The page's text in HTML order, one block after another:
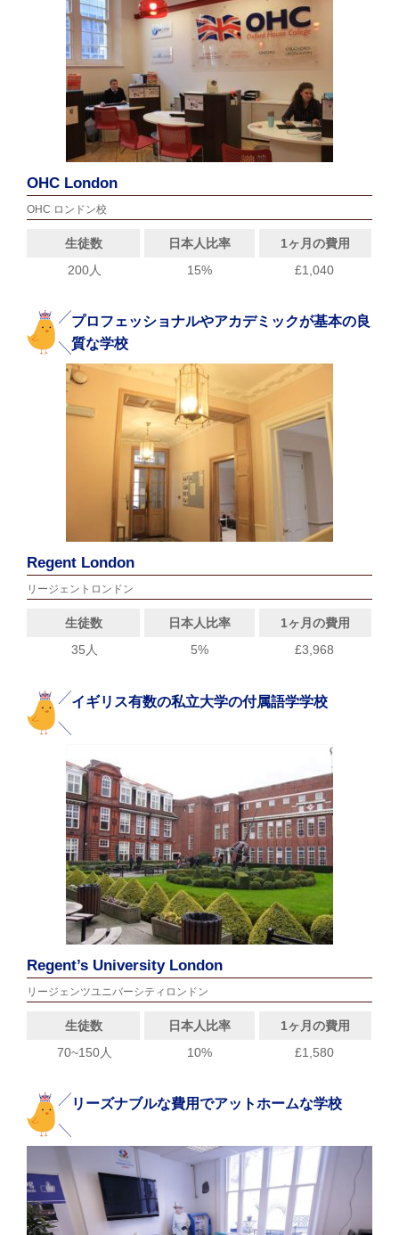
OHC London
OHC ロンドン校
生徒数 日本人比率
1ヶ月の費用
200人
15% £1,040
プロフェッショナルやアカデミックが基本の良
質な学校
Regent London
リージェントロンドン
生徒数 日本人比率
1ヶ月の費用
35人
5% £3,968
イギリス有数の私立大学の付属語学学校
Regent’s University London
リージェンツユニバーシティロンドン
生徒数 日本人比率
1ヶ月の費用
70~150人
10% £1,580
リーズナブルな費用でアットホームな学校